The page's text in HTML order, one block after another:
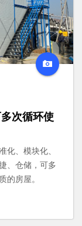
次循环使
化、模块化、
、仓储，可多
的房屋。